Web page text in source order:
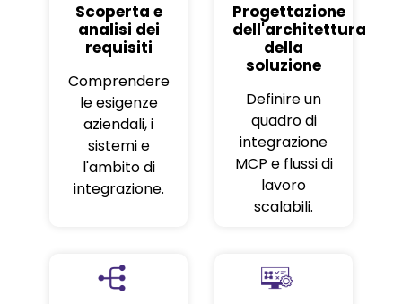
Scoperta e
analisi dei
requisiti
Comprendere
le esigenze
aziendali, i
sistemi e
l'ambito di
integrazione.
Progettazione
dell'architettura
della
soluzione
Definire un
quadro di
integrazione
MCP e flussi di
lavoro
scalabili.